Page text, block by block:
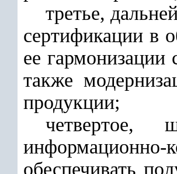
третье,
сертификации в
ее
также
продукции;
четвертое,
обеспечивать